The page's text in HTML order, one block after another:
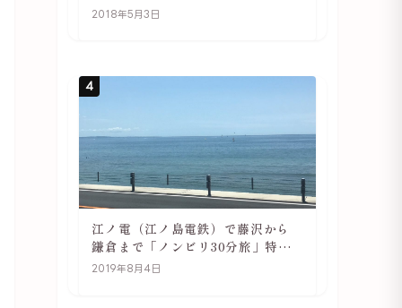
行ける 軽井沢旅行は自転車利用が
2018年5月3日
4
江ノ電（江ノ島電鉄）で藤沢から
鎌倉まで「ノンビリ30分旅」特徴
や駅の様子
2019年8月4日